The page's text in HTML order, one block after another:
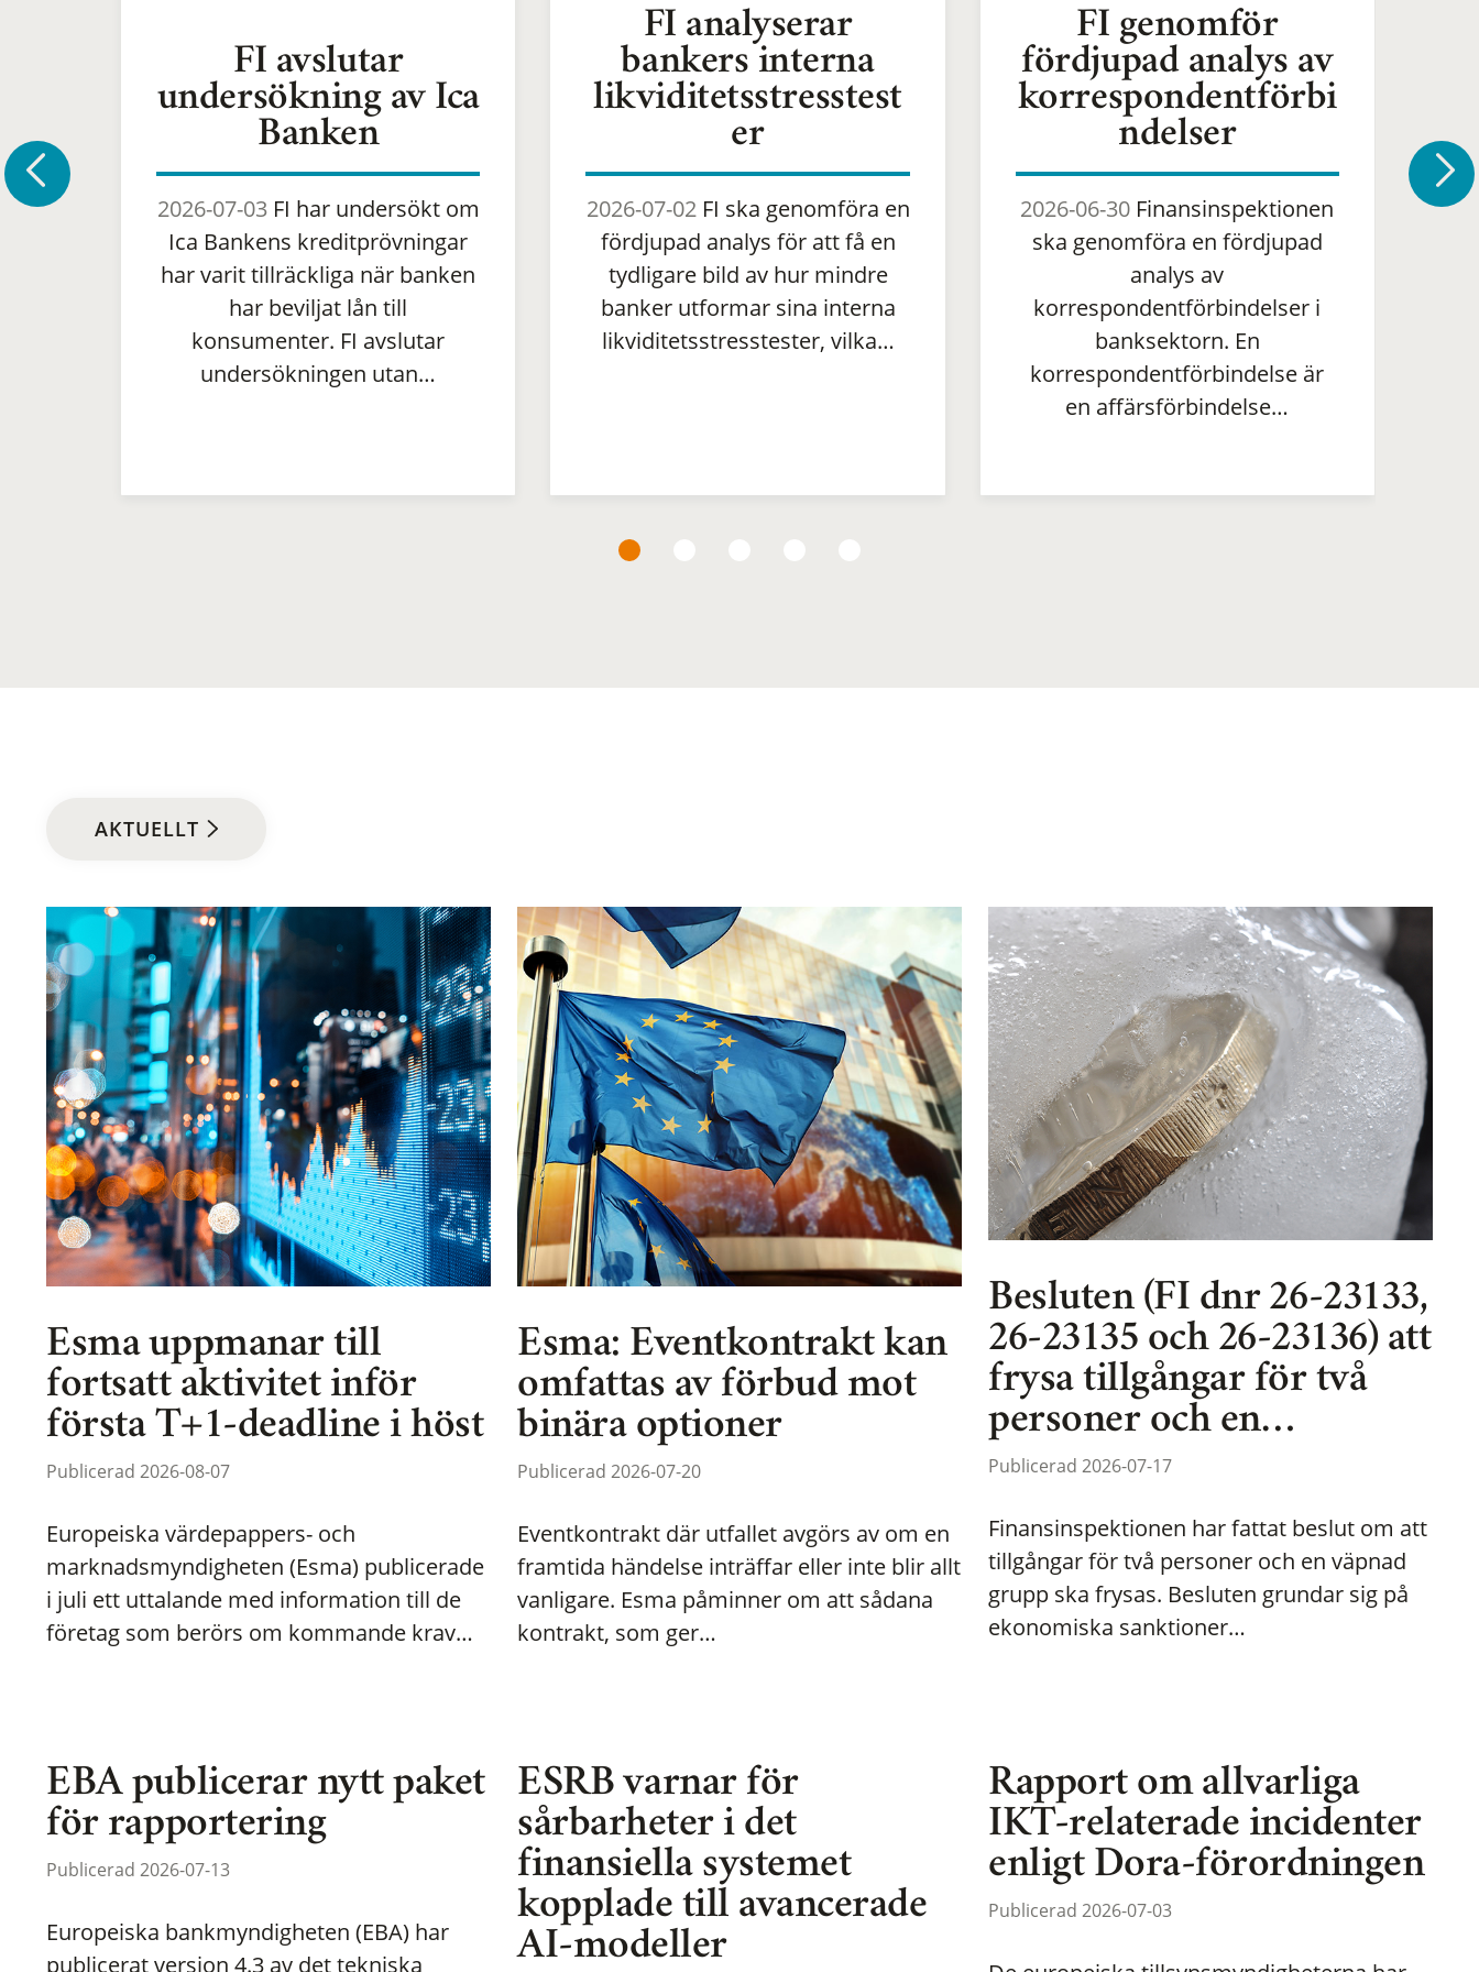
FI avslutar
undersökning av Ica
Banken
2026-07-03FI har undersökt om
Ica Bankens kreditprövningar
har varit tillräckliga när banken
har beviljat lån till
konsumenter. FI avslutar
undersökningen utan…
FI analyserar
bankers interna
likviditetsstresstest
er
2026-07-02FI ska genomföra en
fördjupad analys för att få en
tydligare bild av hur mindre
banker utformar sina interna
likviditetsstresstester, vilka…
FI genomför
fördjupad analys av
korrespondentförbi
ndelser
2026-06-30 Finansinspektionen
ska genomföra en fördjupad
analys av
korrespondentförbindelser i
banksektorn. En
korrespondentförbindelse är
en affärsförbindelse…
AKTUELLT
Esma uppmanar till
fortsatt aktivitet inför
första T+1-deadline i höst
Publicerad 2026-08-07
Europeiska värdepappers- och
marknadsmyndigheten (Esma) publicerade
i juli ett uttalande med information till de
företag som berörs om kommande krav…
Esma: Eventkontrakt kan
omfattas av förbud mot
binära optioner
Publicerad 2026-07-20
Eventkontrakt där utfallet avgörs av om en
framtida händelse inträffar eller inte blir allt
vanligare. Esma påminner om att sådana
kontrakt, som ger…
Besluten (FI dnr 26-23133,
26-23135 och 26-23136) att
frysa tillgångar för två
personer och en…
Publicerad 2026-07-17
Finansinspektionen har fattat beslut om att
tillgångar för två personer och en väpnad
grupp ska frysas. Besluten grundar sig på
ekonomiska sanktioner…
EBA publicerar nytt paket
för rapportering
Publicerad 2026-07-13
Europeiska bankmyndigheten (EBA) har
publicerat version 4.3 av det tekniska
ESRB varnar för
sårbarheter i det
finansiella systemet
kopplade till avancerade
AI-modeller
Rapport om allvarliga
IKT-relaterade incidenter
enligt Dora-förordningen
Publicerad 2026-07-03